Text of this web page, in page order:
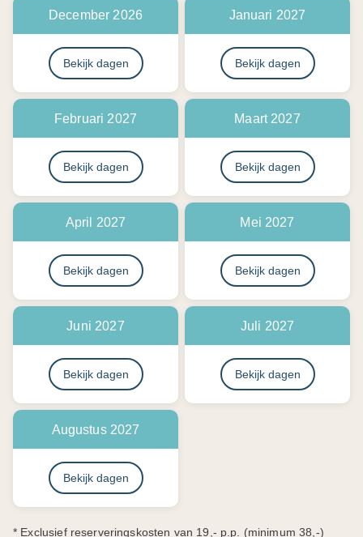
December 2026
Bekijk dagen
Januari 2027
Bekijk dagen
Februari 2027
Bekijk dagen
Maart 2027
Bekijk dagen
April 2027
Bekijk dagen
Mei 2027
Bekijk dagen
Juni 2027
Bekijk dagen
Juli 2027
Bekijk dagen
Augustus 2027
Bekijk dagen
* Exclusief reserveringskosten van 19,- p.p. (minimum 38,-)